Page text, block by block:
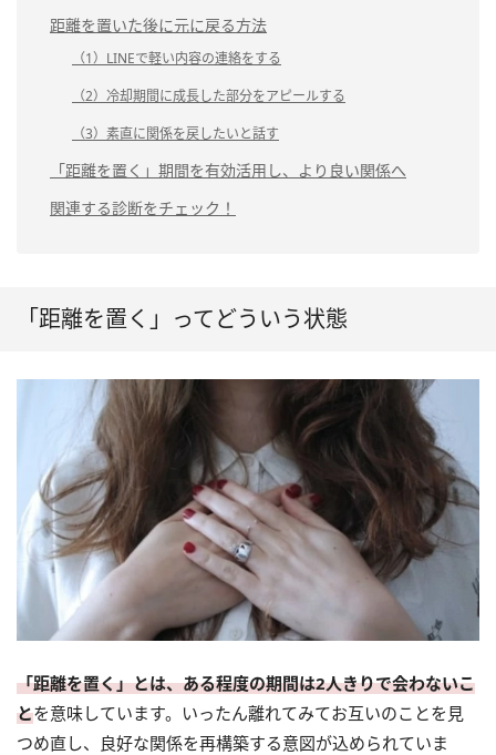
距離を置いた後に元に戻る方法
（1）LINEで軽い内容の連絡をする
（2）冷却期間に成長した部分をアピールする
（3）素直に関係を戻したいと話す
「距離を置く」期間を有効活用し、より良い関係へ
関連する診断をチェック！
「距離を置く」ってどういう状態
「距離を置く」とは、ある程度の期間は2人きりで会わないこ
とを意味しています。いったん離れてみてお互いのことを見
つめ直し、良好な関係を再構築する意図が込められていま